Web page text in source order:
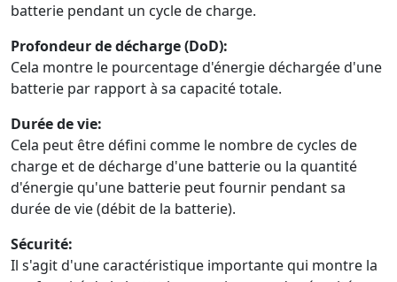
batterie pendant un cycle de charge.
Profondeur de décharge (DoD):
Cela montre le pourcentage d'énergie déchargée d'une
batterie par rapport à sa capacité totale.
Durée de vie:
Cela peut être défini comme le nombre de cycles de
charge et de décharge d'une batterie ou la quantité
d'énergie qu'une batterie peut fournir pendant sa
durée de vie (débit de la batterie).
Sécurité:
Il s'agit d'une caractéristique importante qui montre la